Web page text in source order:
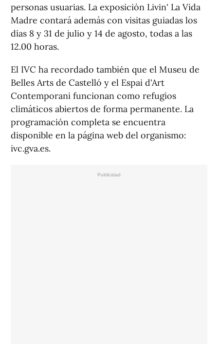
personas usuarias. La exposición Livin' La Vida
Madre contará además con visitas guiadas los
días 8 y 31 de julio y 14 de agosto, todas a las
12.00 horas.
El IVC ha recordado también que el Museu de
Belles Arts de Castelló y el Espai d'Art
Contemporani funcionan como refugios
climáticos abiertos de forma permanente. La
programación completa se encuentra
disponible en la página web del organismo:
ivc.gva.es.